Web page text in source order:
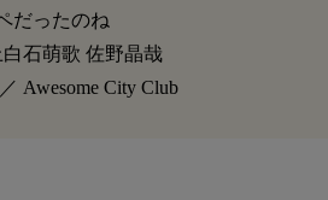
だったのね
石萌歌 佐野晶哉
Awesome City Club